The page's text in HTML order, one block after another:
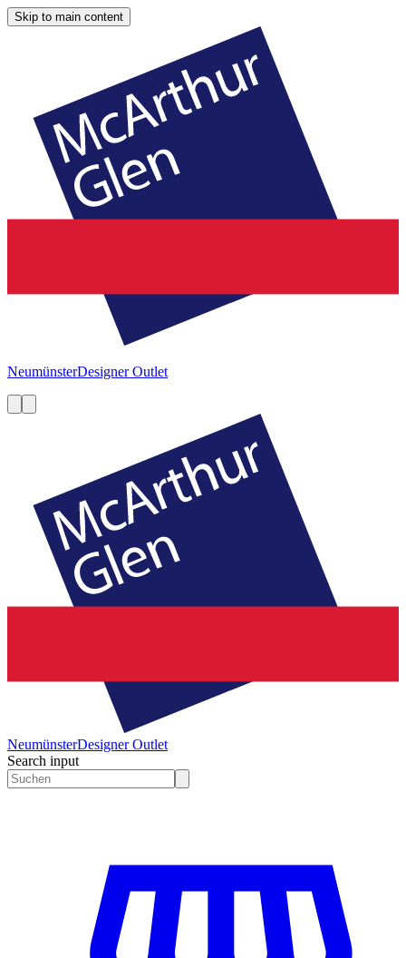
Skip to main content
NeumünsterDesigner Outlet
NeumünsterDesigner Outlet
Search input